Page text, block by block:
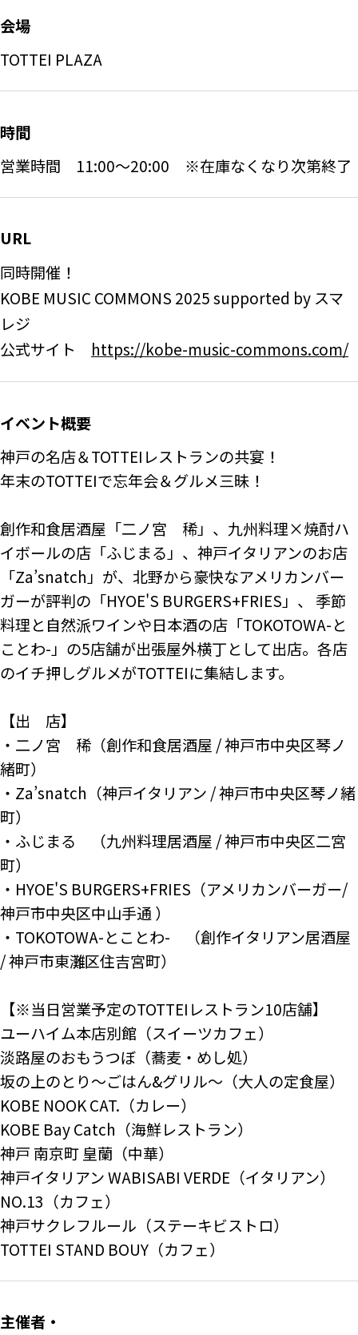
会場
TOTTEI PLAZA
時間
営業時間　11:00～20:00　※在庫なくなり次第終了
URL
同時開催！
KOBE MUSIC COMMONS 2025 supported by スマ
レジ
公式サイト https://kobe-music-commons.com/
イベント概要
神戸の名店＆TOTTEIレストランの共宴！
年末のTOTTEIで忘年会＆グルメ三昧！
創作和食居酒屋「二ノ宮　稀」、九州料理×焼酎ハ
イボールの店「ふじまる」、神戸イタリアンのお店
「Za’snatch」が、北野から豪快なアメリカンバー
ガーが評判の「HYOE'S BURGERS+FRIES」、 季節
料理と自然派ワインや日本酒の店「TOKOTOWA-と
ことわ-」の5店舗が出張屋外横丁として出店。各店
のイチ押しグルメがTOTTEIに集結します。
【出　店】
・二ノ宮　稀（創作和食居酒屋 / 神戸市中央区琴ノ
緒町）
・Za’snatch（神戸イタリアン / 神戸市中央区琴ノ緒
町）
・ふじまる　（九州料理居酒屋 / 神戸市中央区二宮
町）
・HYOE'S BURGERS+FRIES（アメリカンバーガー/
神戸市中央区中山手通 ）
・TOKOTOWA-とことわ-　（創作イタリアン居酒屋
/ 神戸市東灘区住吉宮町）
【※当日営業予定のTOTTEIレストラン10店舗】
ユーハイム本店別館（スイーツカフェ）
淡路屋のおもうつぼ（蕎麦・めし処）
坂の上のとり～ごはん&グリル～（大人の定食屋）
KOBE NOOK CAT.（カレー）
KOBE Bay Catch（海鮮レストラン）
神戸 南京町 皇蘭（中華）
神戸イタリアン WABISABI VERDE（イタリアン）
NO.13（カフェ）
神戸サクレフルール（ステーキビストロ）
TOTTEI STAND BOUY（カフェ）
主催者・